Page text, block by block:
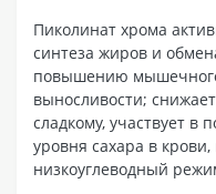
Пиколинат хрома
синтеза жиров и
повышению мышечного
выносливости;
сладкому, участвует в
уровня сахара в
низкоуглеводный